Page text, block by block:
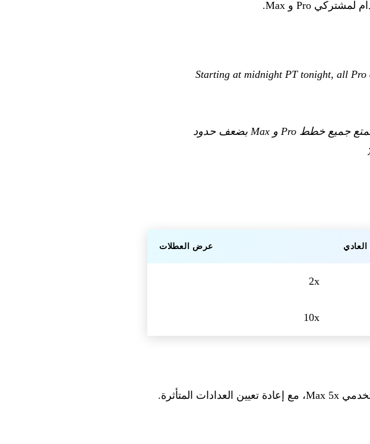
Starting at midnight PT tonight, all Pro
بدءًا من منتصف الليل بتوقيت المحيط الهادئ الليلة، تتمتع جميع خطط Pro و Max بضعف حدود
العادي عرض العطلات
2x
10x